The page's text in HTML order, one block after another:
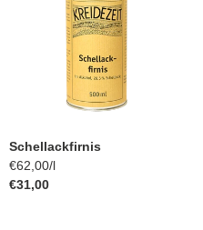
Schellackfirnis
Einzelpreis
€62,00/pro
l
Normaler
€31,00